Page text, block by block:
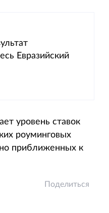
Евразийский
уровень ставок
роуминговых
приближенных к
Поделиться